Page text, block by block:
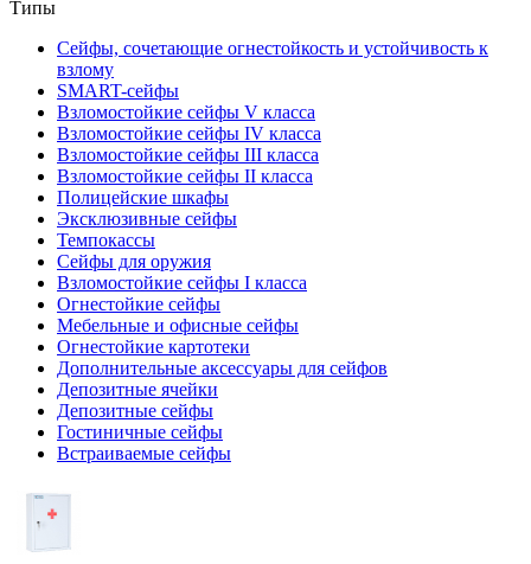
Типы
Сейфы, сочетающие огнестойкость и устойчивость к
взлому
SMART-сейфы
Взломостойкие сейфы V класса
Взломостойкие сейфы IV класса
Взломостойкие сейфы III класса
Взломостойкие сейфы II класса
Полицейские шкафы
Эксклюзивные сейфы
Темпокассы
Сейфы для оружия
Взломостойкие сейфы I класса
Огнестойкие сейфы
Мебельные и офисные сейфы
Огнестойкие картотеки
Дополнительные аксессуары для сейфов
Депозитные ячейки
Депозитные сейфы
Гостиничные сейфы
Встраиваемые сейфы